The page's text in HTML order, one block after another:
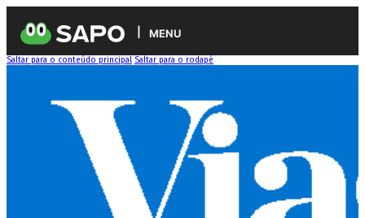
MENU
Saltar para o conteúdo principal Saltar para o rodapé